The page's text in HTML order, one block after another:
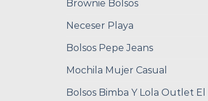
Brownie Bolsos
Neceser Playa
Bolsos Pepe Jeans
Mochila Mujer Casual
Bolsos Bimba Y Lola Outlet El